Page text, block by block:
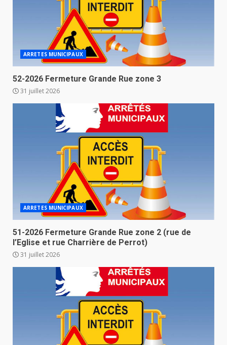
ARRETES MUNICIPAUX
52-2026 Fermeture Grande Rue zone 3
31 juillet 2026
ARRETES MUNICIPAUX
51-2026 Fermeture Grande Rue zone 2 (rue de
l’Eglise et rue Charrière de Perrot)
31 juillet 2026